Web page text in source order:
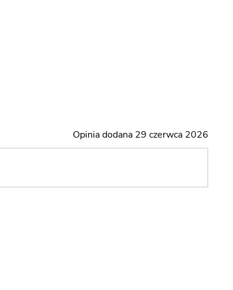
Opinia dodana 29 czerwca 2026